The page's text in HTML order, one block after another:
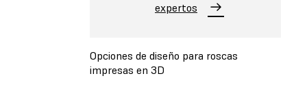
expertos
Opciones de diseño para roscas
impresas en 3D